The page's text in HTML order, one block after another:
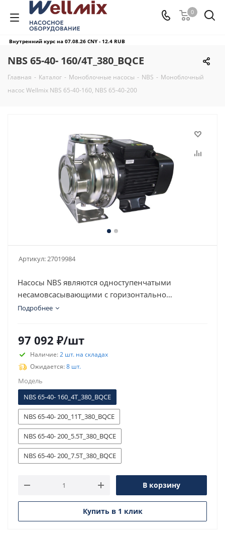
0
Внутренний курс на 07.08.26 CNY - 12.4 RUB
NBS 65-40- 160/4T_380_BQCE
Главная - Каталог - Моноблочные насосы - NBS - Моноблочный
насос Wellmix NBS 65-40-160, NBS 65-40-200
Артикул:27019984
Насосы NBS являются одноступенчатыми
несамовсасывающими с горизонтально
расположенным валом, осевым всасывающим и
Подробнее
97 092 ₽/шт
Наличие:2 шт. на складах
Ожидается:8 шт.
Модель
NBS 65-40- 160_4T_380_BQCE
NBS 65-40- 200_11T_380_BQCE
NBS 65-40- 200_5.5T_380_BQCE
NBS 65-40- 200_7.5T_380_BQCE
В корзину
Купить в 1 клик